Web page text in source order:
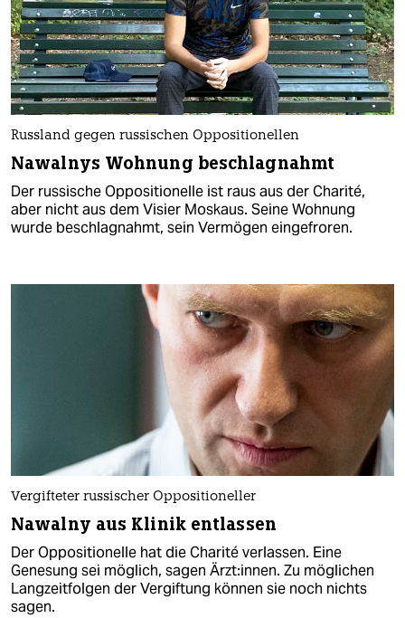
Russland gegen russischen Oppositionellen
Nawalnys Wohnung beschlagnahmt
Der russische Oppositionelle ist raus aus der Charité,
aber nicht aus dem Visier Moskaus. Seine Wohnung
wurde beschlagnahmt, sein Vermögen eingefroren.
Vergifteter russischer Oppositioneller
Nawalny aus Klinik entlassen
Der Oppositionelle hat die Charité verlassen. Eine
Genesung sei möglich, sagen Ärzt:innen. Zu möglichen
Langzeitfolgen der Vergiftung können sie noch nichts
sagen.